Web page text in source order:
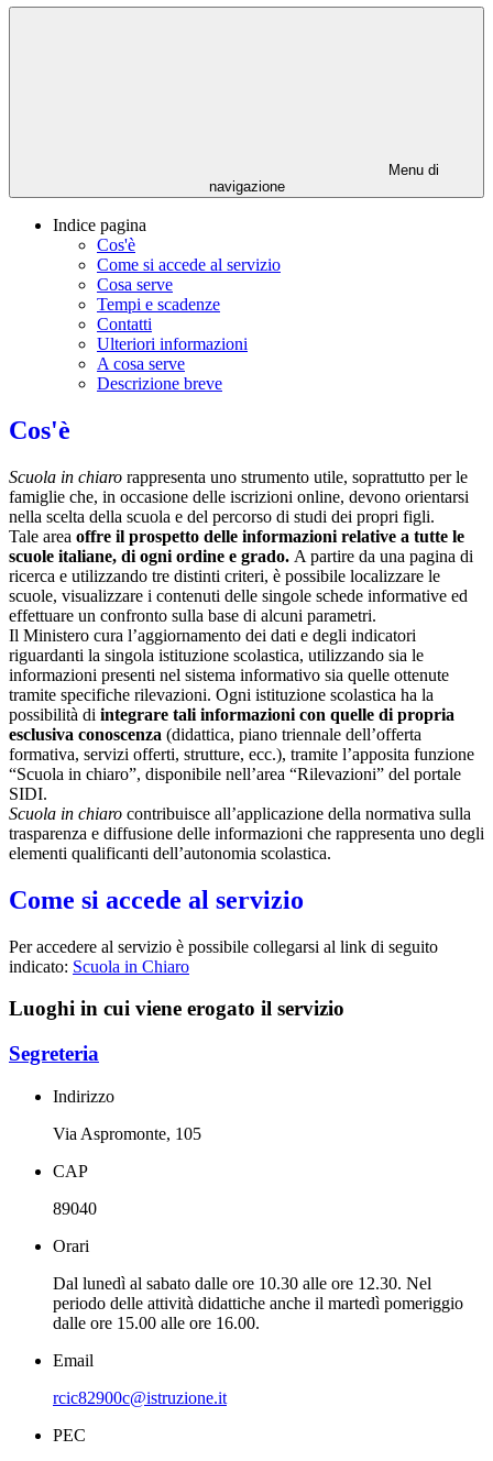
Menu di
navigazione
Indice pagina
Cos'è
Come si accede al servizio
Cosa serve
Tempi e scadenze
Contatti
Ulteriori informazioni
A cosa serve
Descrizione breve
Cos'è
Scuola in chiaro rappresenta uno strumento utile, soprattutto per le
famiglie che, in occasione delle iscrizioni online, devono orientarsi
nella scelta della scuola e del percorso di studi dei propri figli.
Tale area offre il prospetto delle informazioni relative a tutte le
scuole italiane, di ogni ordine e grado. A partire da una pagina di
ricerca e utilizzando tre distinti criteri, è possibile localizzare le
scuole, visualizzare i contenuti delle singole schede informative ed
effettuare un confronto sulla base di alcuni parametri.
Il Ministero cura l’aggiornamento dei dati e degli indicatori
riguardanti la singola istituzione scolastica, utilizzando sia le
informazioni presenti nel sistema informativo sia quelle ottenute
tramite specifiche rilevazioni. Ogni istituzione scolastica ha la
possibilità di integrare tali informazioni con quelle di propria
esclusiva conoscenza (didattica, piano triennale dell’offerta
formativa, servizi offerti, strutture, ecc.), tramite l’apposita funzione
“Scuola in chiaro”, disponibile nell’area “Rilevazioni” del portale
SIDI.
Scuola in chiaro contribuisce all’applicazione della normativa sulla
trasparenza e diffusione delle informazioni che rappresenta uno degli
elementi qualificanti dell’autonomia scolastica.
Come si accede al servizio
Per accedere al servizio è possibile collegarsi al link di seguito
indicato: Scuola in Chiaro
Luoghi in cui viene erogato il servizio
Segreteria
Indirizzo
Via Aspromonte, 105
CAP
89040
Orari
Dal lunedì al sabato dalle ore 10.30 alle ore 12.30. Nel
periodo delle attività didattiche anche il martedì pomeriggio
dalle ore 15.00 alle ore 16.00.
Email
rcic82900c@istruzione.it
PEC